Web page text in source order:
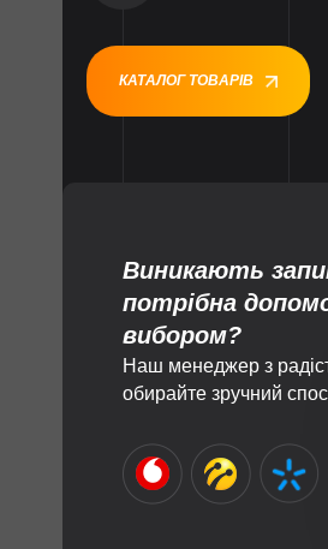
КАТАЛОГ ТОВАРІВ
Виникають
потрібна
вибором?
Наш менеджер з
обирайте зручний